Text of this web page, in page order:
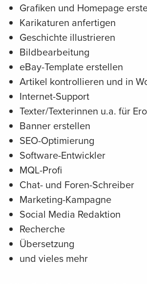
Grafiken und Homepage
Karikaturen anfertigen
Geschichte illustrieren
Bildbearbeitung
eBay-Template erstellen
Artikel kontrollieren und in
Internet-Support
Texter/Texterinnen u.a. für
Banner erstellen
SEO-Optimierung
Software-Entwickler
MQL-Profi
Chat- und Foren-Schreiber
Marketing-Kampagne
Social Media Redaktion
Recherche
Übersetzung
und vieles mehr